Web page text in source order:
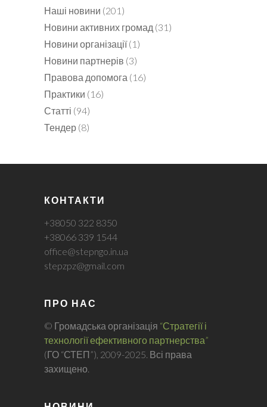
Наші новини (201)
Новини активних громад (31)
Новини організації(1)
Новини партнерів (3)
Правова допомога (16)
Практики (16)
Статті (94)
Тендер (8)
КОНТАКТИ
+38050 322 8350
+38066 339 1544
office@stepngo.in.ua
stepzpz@gmail.com
ПРО НАС
© Громадська організація “Стратегії і
технології ефективного партнерства”
(ГО “СТЕП”), 2009-2025. Всі права
захищено.